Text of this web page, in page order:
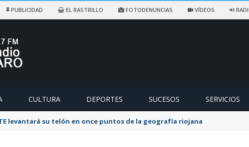
PUBLICIDAD EL RASTRILLO FOTODENUNCIAS VÍDEOS
CULTURA DEPORTES SUCESOS SERVICIOS
un ciclista accidentado en un sendero de Ezcaray